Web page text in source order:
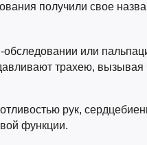
получили свое
или
трахею, вызывая
рук,
функции.